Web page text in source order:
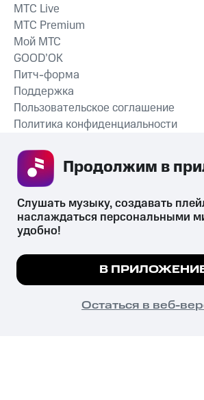
СКАЧАТЬ
MTС Live
MTС Premium
Мой МТС
GOOD’OK
Питч-форма
Поддержка
Пользовательское соглашение
Политика конфиденциальности
психотропных веществ, их аналогов
их незаконный оборот запрещён и влечёт
законодательством ответственность.
© 2026 ООО «КИОН».
Все права защищены
Мы используем куки, чтобы на
Подробнее
ПОНЯТНО
Слушать музыку, создавать
наслаждаться персональными
удобно!
В
Остаться в веб-